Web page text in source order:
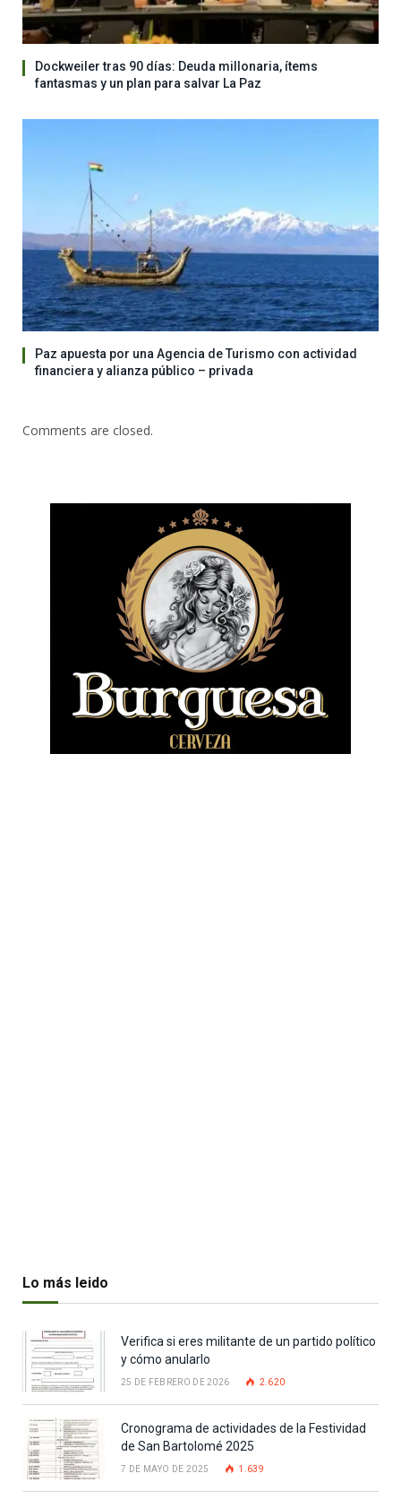
Dockweiler tras 90 días: Deuda millonaria, ítems
fantasmas y un plan para salvar La Paz
Paz apuesta por una Agencia de Turismo con actividad
financiera y alianza público – privada
Comments are closed.
Lo más leido
Verifica si eres militante de un partido político
y cómo anularlo
25 DE FEBRERO DE 2026 2.620
Cronograma de actividades de la Festividad
de San Bartolomé 2025
7 DE MAYO DE 2025 1.639